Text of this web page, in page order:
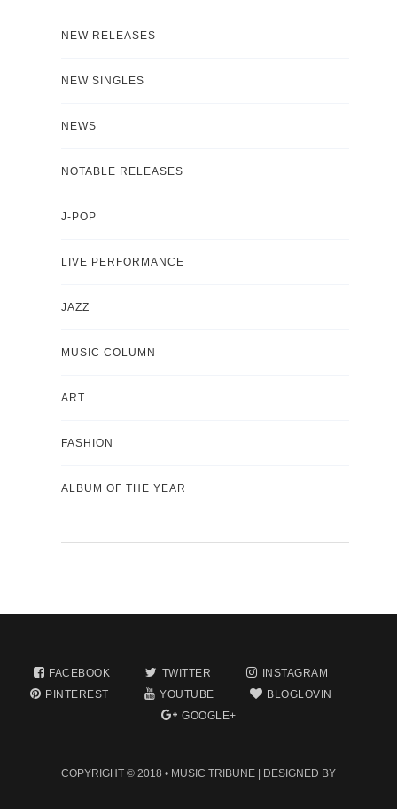
NEW RELEASES
NEW SINGLES
NEWS
NOTABLE RELEASES
J-POP
LIVE PERFORMANCE
JAZZ
MUSIC COLUMN
ART
FASHION
ALBUM OF THE YEAR
FACEBOOK TWITTER
INSTAGRAM
PINTEREST
YOUTUBE
BLOGLOVIN
GOOGLE+
COPYRIGHT © 2018 • MUSIC TRIBUNE | DESIGNED BY